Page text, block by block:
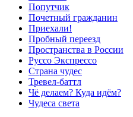
Попутчик
Почетный гражданин
Приехали!
Пробный переезд
Пространства в России
Руссо Экспрессо
Страна чудес
Тревел-баттл
Чё делаем? Куда идём?
Чудеса света